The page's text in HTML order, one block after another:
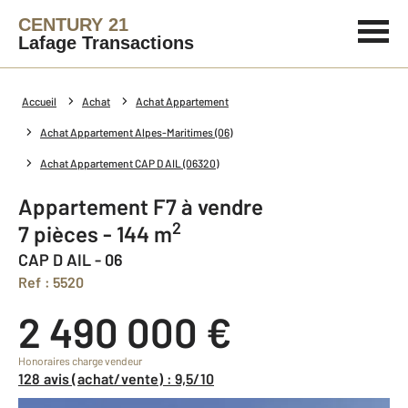
CENTURY 21
Lafage Transactions
Accueil Achat Achat Appartement
Achat Appartement Alpes-Maritimes (06)
Achat Appartement CAP D AIL (06320)
Appartement F7 à vendre
7 pièces - 144 m2
CAP D AIL - 06
Ref : 5520
2 490 000 €
Honoraires charge vendeur
128 avis (achat/vente) : 9,5/10